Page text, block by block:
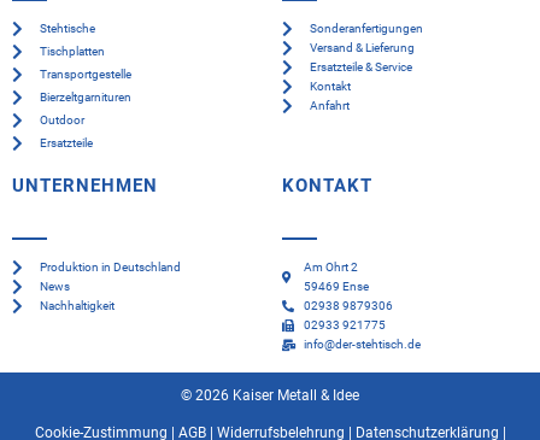
Stehtische
Tischplatten
Transportgestelle
Bierzeltgarnituren
Outdoor
Ersatzteile
Sonderanfertigungen
Versand & Lieferung
Ersatzteile & Service
Kontakt
Anfahrt
UNTERNEHMEN
Produktion in Deutschland
News
Nachhaltigkeit
KONTAKT
Am Ohrt 2
59469 Ense
02938 9879306
02933 921775
info@der-stehtisch.de
© 2026 Kaiser Metall & Idee
Cookie-Zustimmung AGB| Widerrufsbelehrung Datenschutzerklärung